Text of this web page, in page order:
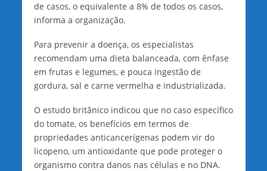
de casos, o equivalente a 8% de todos os casos,
informa a organização.
Para prevenir a doença, os especialistas
recomendam uma dieta balanceada, com ênfase
em frutas e legumes, e pouca ingestão de
gordura, sal e carne vermelha e industrializada.
O estudo britânico indicou que no caso específico
do tomate, os benefícios em termos de
propriedades anticancerígenas podem vir do
licopeno, um antioxidante que pode proteger o
organismo contra danos nas células e no DNA.